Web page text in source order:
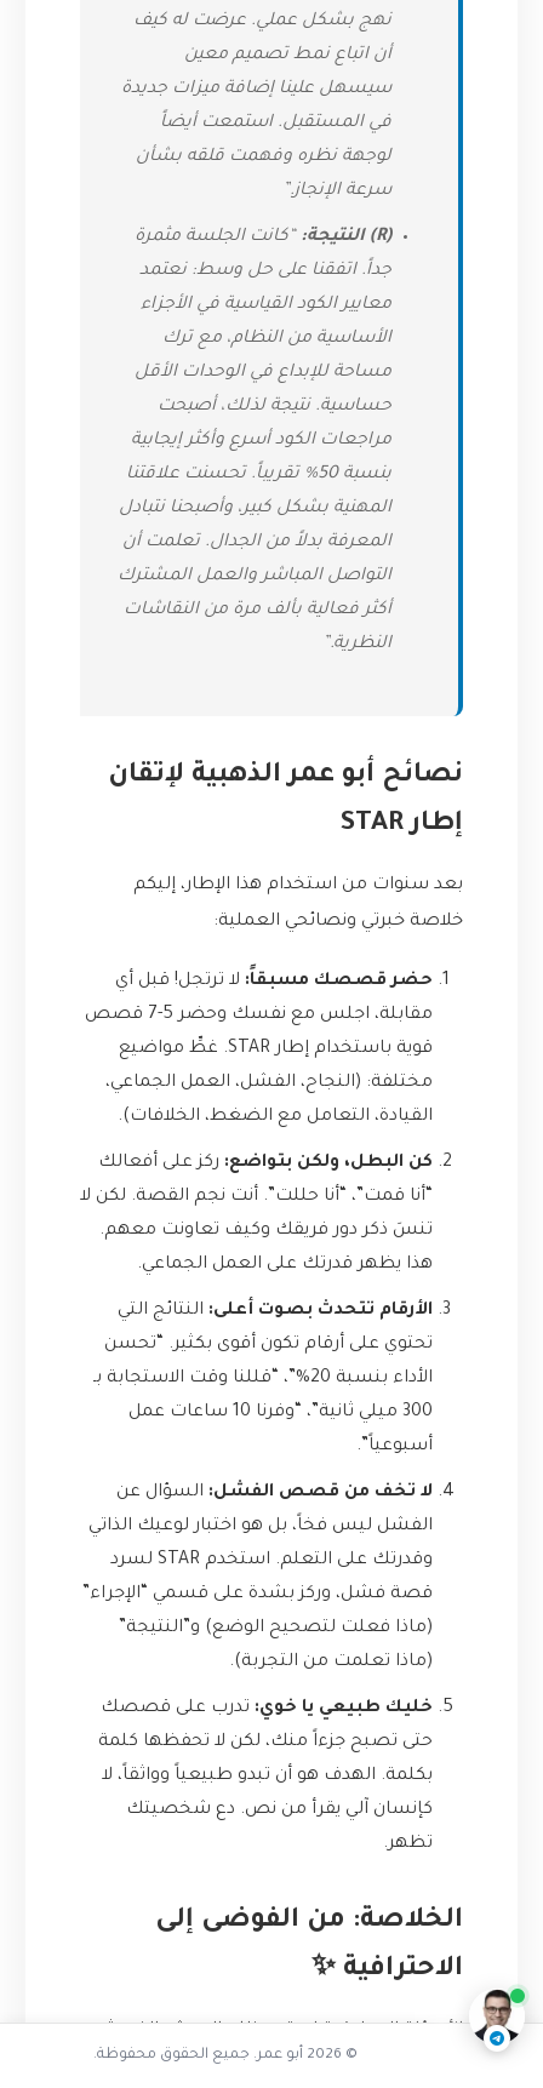
نهج بشكل عملي. عرضت له كيف
أن اتباع نمط تصميم معين
سيسهل علينا إضافة ميزات جديدة
في المستقبل. استمعت أيضاً
لوجهة نظره وفهمت قلقه بشأن
سرعة الإنجاز.”
(R) النتيجة:
“كانت الجلسة مثمرة
جداً. اتفقنا على حل وسط: نعتمد
معايير الكود القياسية في الأجزاء
الأساسية من النظام، مع ترك
مساحة للإبداع في الوحدات الأقل
حساسية. نتيجة لذلك، أصبحت
مراجعات الكود أسرع وأكثر إيجابية
بنسبة 50% تقريباً. تحسنت علاقتنا
المهنية بشكل كبير، وأصبحنا نتبادل
المعرفة بدلاً من الجدال. تعلمت أن
التواصل المباشر والعمل المشترك
أكثر فعالية بألف مرة من النقاشات
النظرية.”
نصائح أبو عمر الذهبية لإتقان
إطار STAR
بعد سنوات من استخدام هذا الإطار، إليكم
خلاصة خبرتي ونصائحي العملية:
حضر قصصك مسبقاً: لا ترتجل! قبل أي
مقابلة، اجلس مع نفسك وحضر 5-7 قصص
قوية باستخدام إطار STAR. غطِّ مواضيع
مختلفة: (النجاح، الفشل، العمل الجماعي،
القيادة، التعامل مع الضغط، الخلافات).
كن البطل، ولكن بتواضع: ركز على أفعالك
“أنا قمت”، “أنا حللت”. أنت نجم القصة. لكن لا
تنسَ ذكر دور فريقك وكيف تعاونت معهم.
هذا يظهر قدرتك على العمل الجماعي.
الأرقام تتحدث بصوت أعلى: النتائج التي
تحتوي على أرقام تكون أقوى بكثير. “تحسن
الأداء بنسبة 20%”، “قللنا وقت الاستجابة بـ
300 ميلي ثانية”، “وفرنا 10 ساعات عمل
أسبوعياً”.
لا تخف من قصص الفشل: السؤال عن
الفشل ليس فخاً، بل هو اختبار لوعيك الذاتي
وقدرتك على التعلم. استخدم STAR لسرد
قصة فشل، وركز بشدة على قسمي “الإجراء”
(ماذا فعلت لتصحيح الوضع) و”النتيجة”
(ماذا تعلمت من التجربة).
خليك طبيعي يا خوي: تدرب على قصصك
حتى تصبح جزءاً منك، لكن لا تحفظها كلمة
بكلمة. الهدف هو أن تبدو طبيعياً وواثقاً، لا
كإنسان آلي يقرأ من نص. دع شخصيتك
تظهر.
الخلاصة: من الفوضى إلى
الاحترافية ✨
رعبي. بفضل إطار STAR، تحولت من شخص
© 2026 أبو عمر. جميع الحقوق محفوظة.